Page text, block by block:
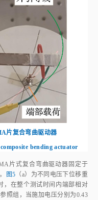
片复合弯曲驱动器
bending actuator
片式复合弯曲驱动器固定于
图5 （a）为不同电压下位移重
，在整个测试时间内端部相对
照组，当施加电压分别为0.43